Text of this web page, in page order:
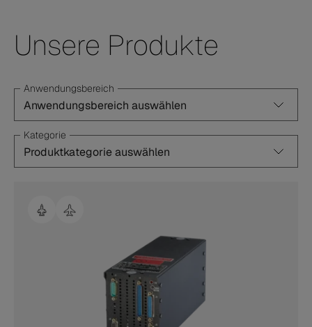
Unsere Produkte
Anwendungsbereich
Kategorie